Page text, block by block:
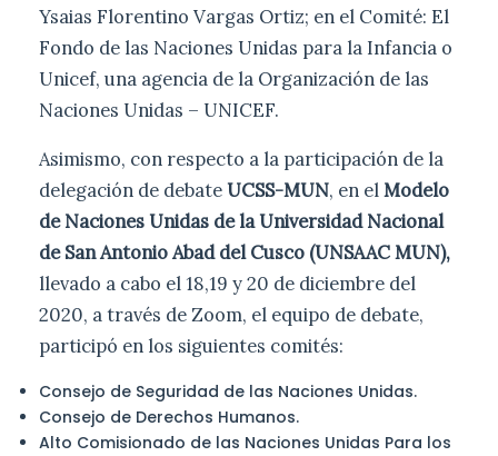
Ysaias Florentino Vargas Ortiz; en el Comité: El
Fondo de las Naciones Unidas para la Infancia o
Unicef, una agencia de la Organización de las
Naciones Unidas – UNICEF.
Asimismo, con respecto a la participación de la
delegación de debateUCSS-MUN, en elModelo
de Naciones Unidas de la Universidad Nacional
de San Antonio Abad del Cusco (UNSAAC MUN),
llevado a cabo el 18,19 y 20 de diciembre del
2020, a través de Zoom, el equipo de debate,
participó en los siguientes comités:
Consejo de Seguridad de las Naciones Unidas.
Consejo de Derechos Humanos.
Alto Comisionado de las Naciones Unidas Para los